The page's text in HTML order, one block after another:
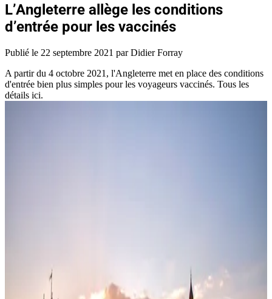
L’Angleterre allège les conditions
d’entrée pour les vaccinés
Publié le 22 septembre 2021 par Didier Forray
A partir du 4 octobre 2021, l'Angleterre met en place des conditions
d'entrée bien plus simples pour les voyageurs vaccinés. Tous les
détails ici.